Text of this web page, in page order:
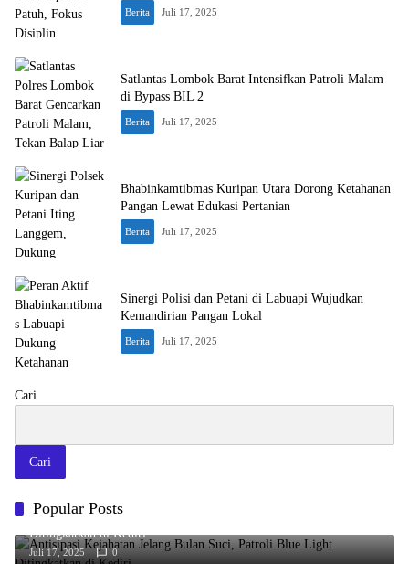
Berita Juli 17, 2025
Satlantas Lombok Barat Intensifkan Patroli Malam
di Bypass BIL 2
Berita Juli 17, 2025
Bhabinkamtibmas Kuripan Utara Dorong Ketahanan
Pangan Lewat Edukasi Pertanian
Berita Juli 17, 2025
Sinergi Polisi dan Petani di Labuapi Wujudkan
Kemandirian Pangan Lokal
Berita Juli 17, 2025
Cari
Cari
Popular Posts
Antisipasi Kejahatan Jelang Bulan Suci, Patroli Blue Light
Ditingkatkan di Kediri
Juli 17, 2025 0